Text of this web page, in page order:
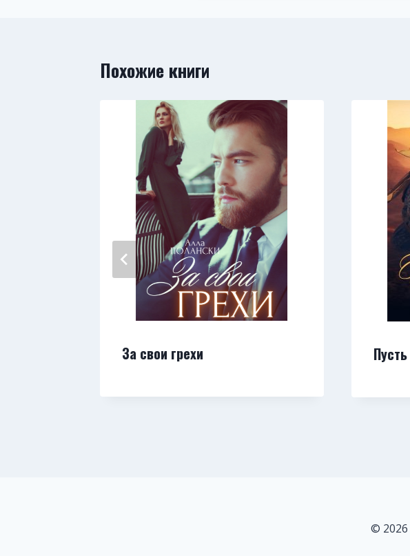
Похожие книги
За свои грехи
©